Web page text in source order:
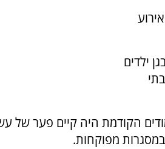
ילדים
לבתי
הקודמת היה קיים פער של
מפוקחות.